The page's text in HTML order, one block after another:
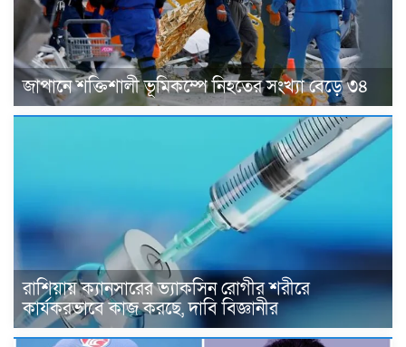
জাপানে শক্তিশালী ভূমিকম্পে নিহতের সংখ্যা বেড়ে ৩৪
রাশিয়ায় ক্যানসারের ভ্যাকসিন রোগীর শরীরে
কার্যকরভাবে কাজ করছে, দাবি বিজ্ঞানীর